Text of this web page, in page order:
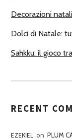
Decorazioni
Dolci di Natale:
Sahkku: il gioco
RECENT
EZEKIEL on PLUM